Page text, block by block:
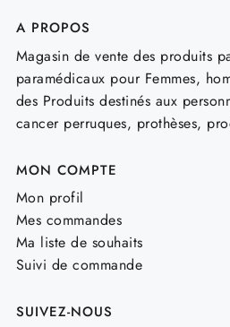
A PROPOS
Magasin de vente des produits
paramédicaux pour Femmes,
des Produits destinés aux
cancer perruques, prothèses,
MON COMPTE
Mon profil
Mes commandes
Ma liste de souhaits
Suivi de commande
SUIVEZ-NOUS